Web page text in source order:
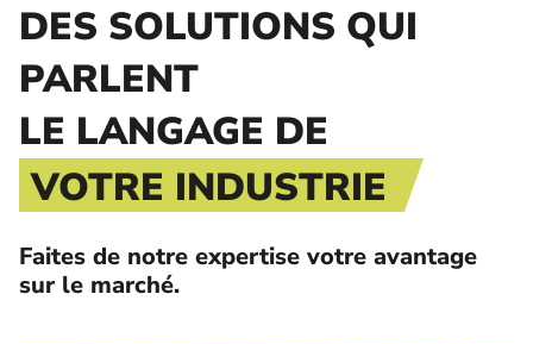
DES SOLUTIONS QUI
PARLENT
LE LANGAGE DE
VOTRE INDUSTRIE
Faites de notre expertise votre avantage
sur le marché.